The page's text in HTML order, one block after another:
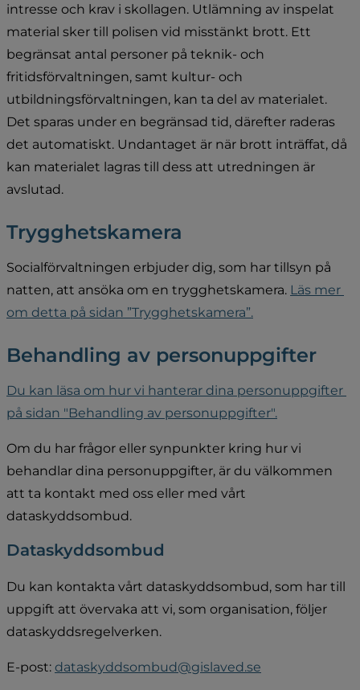
intresse och krav i skollagen. Utlämning av inspelat
material sker till polisen vid misstänkt brott. Ett
begränsat antal personer på teknik- och
fritidsförvaltningen, samt kultur- och
utbildningsförvaltningen, kan ta del av materialet.
Det sparas under en begränsad tid, därefter raderas
det automatiskt. Undantaget är när brott inträffat, då
kan materialet lagras till dess att utredningen är
avslutad.
Trygghetskamera
Socialförvaltningen erbjuder dig, som har tillsyn på
natten, att ansöka om en trygghetskamera. Läs mer
om detta på sidan ”Trygghetskamera”.
Behandling av personuppgifter
Du kan läsa om hur vi hanterar dina personuppgifter
på sidan "Behandling av personuppgifter".
Om du har frågor eller synpunkter kring hur vi
behandlar dina personuppgifter, är du välkommen
att ta kontakt med oss eller med vårt
dataskyddsombud.
Dataskyddsombud
Du kan kontakta vårt dataskyddsombud, som har till
uppgift att övervaka att vi, som organisation, följer
dataskyddsregelverken.
E-post: dataskyddsombud@gislaved.se